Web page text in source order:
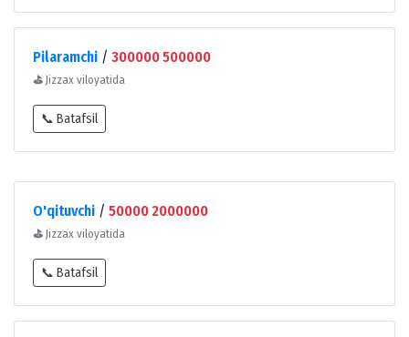
Pilaramchi / 300000 500000
⛳ Jizzax viloyatida
📞 Batafsil
O'qituvchi / 50000 2000000
⛳ Jizzax viloyatida
📞 Batafsil